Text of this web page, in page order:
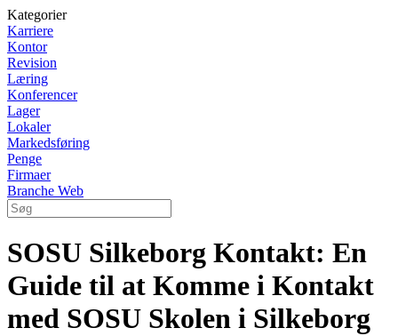
Kategorier
Karriere
Kontor
Revision
Læring
Konferencer
Lager
Lokaler
Markedsføring
Penge
Firmaer
Branche Web
SOSU Silkeborg Kontakt: En
Guide til at Komme i Kontakt
med SOSU Skolen i Silkeborg